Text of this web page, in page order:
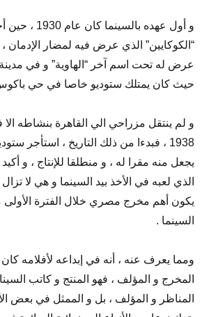
و أول عهده بالسينما
“الكوكايين” الذي عرض فيه لمضار الإدمان
عرض له تحت اسم آخر “الهاوية” و في مدينة
حيث كان يمتلك ستوديو خاصا في حي
و لم ينتقل مزراحي الي القاهرة بنشاطه الا
1938 ، فبدءا من ذلك التاريخ ، استأجر
يجعل منه مقرا له ، و منطلقا للإنتاج ، و أكيد
الذي لعبه في الأخذ بيد السينما و هي لا تزال
يكون أهم مخرج مصري خلال الفترة
السينما .
ومما يعرف عنه ، أنه في إبداعه لأفلامه
المخرج و المؤلف ، فهو المنتج و كاتب
المناظر و المؤلف ، بل و الممثل في بعض